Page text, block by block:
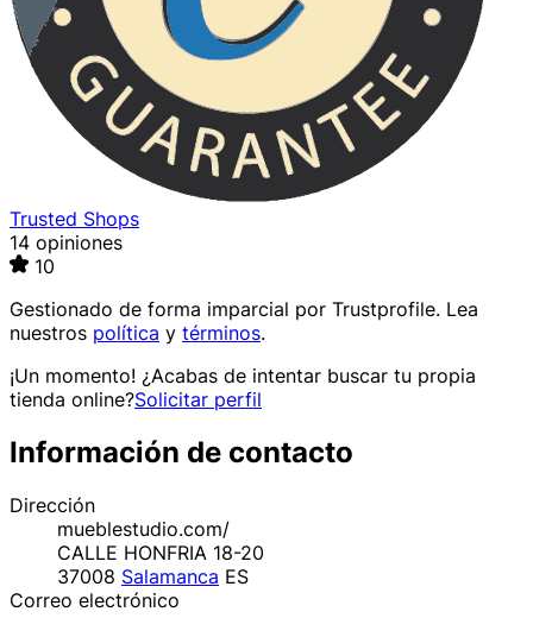
Trusted Shops
14 opiniones
10
Gestionado de forma imparcial por Trustprofile. Lea
nuestros política y términos.
¡Un momento! ¿Acabas de intentar buscar tu propia
tienda online?Solicitar perfil
Información de contacto
Dirección
mueblestudio.com/
CALLE HONFRIA 18-20
37008 Salamanca ES
Correo electrónico